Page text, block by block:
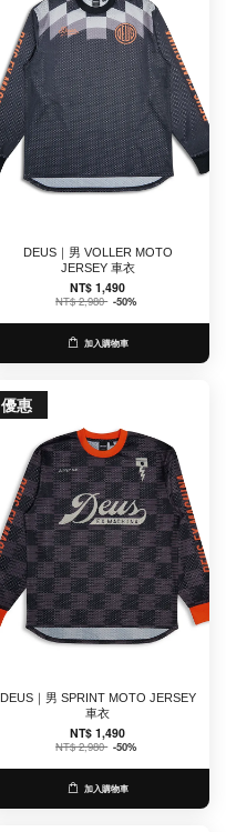
DEUS｜男 VOLLER MOTO
JERSEY 車衣
NT$ 1,490
NT$ 2,980 -50%
加入購物車
優惠
DEUS｜男 SPRINT MOTO JERSEY
車衣
NT$ 1,490
NT$ 2,980 -50%
加入購物車